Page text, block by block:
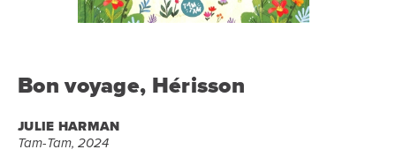
Bon voyage, Hérisson
JULIE HARMAN
Tam-Tam, 2024